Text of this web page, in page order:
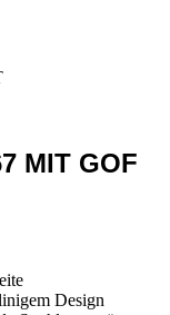
MIT GOF
Design